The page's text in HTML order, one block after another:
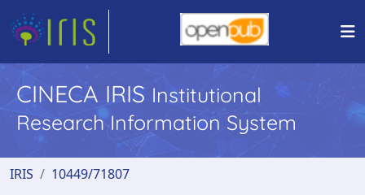
CINECA IRIS Institutional
Research Information System
IRIS 10449/71807